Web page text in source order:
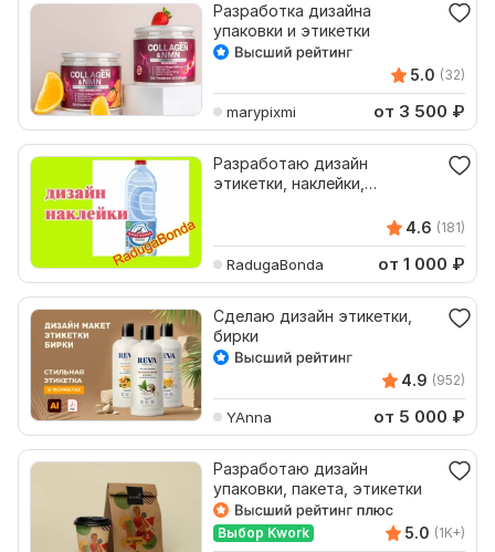
Разработка дизайна
упаковки и этикетки
5.0 (32)
marypixmi от 3 500 ₽
Разработаю дизайн
этикетки, наклейки,
4.6 (181)
RadugaBonda от 1 000 ₽
Сделаю дизайн этикетки,
бирки
4.9 (952)
YAnna от 5 000 ₽
Разработаю дизайн
упаковки, пакета, этикетки
Выбор Kwork 5.0 (1K+)